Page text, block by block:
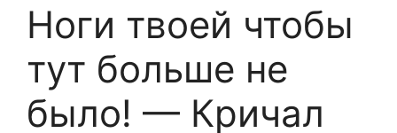
Ноги твоей чтобы
тут больше не
было! — Кричал